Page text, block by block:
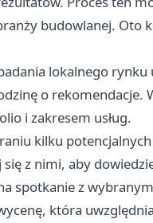
budowlanej. Oto
lokalnego
o
i zakresem usług.
kilku
z nimi, aby
spotkanie z
która